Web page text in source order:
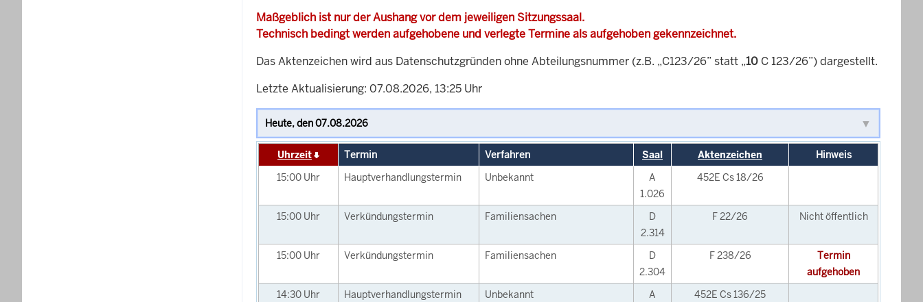
Maßgeblich ist nur der Aushang vor dem jeweiligen Sitzungssaal.
Technisch bedingt werden aufgehobene und verlegte Termine als aufgehoben gekennzeichnet.
Das Aktenzeichen wird aus Datenschutzgründen ohne Abteilungsnummer (z.B. „C123/26” statt „10 C 123/26”) dargestellt.
Letzte Aktualisierung: 07.08.2026, 13:25 Uhr
Uhrzeit Termin Verfahren Saal Aktenzeichen
Hinweis
15:00 Uhr Hauptverhandlungstermin Unbekannt
A
1.026
452E Cs 18/26
15:00 Uhr Verkündungstermin Familiensachen
D
2.314
F 22/26 Nicht öffentlich
15:00 Uhr Verkündungstermin Familiensachen
D
2.304
F 238/26
Termin
aufgehoben
14:30 Uhr Hauptverhandlungstermin Unbekannt
A
452E Cs 136/25